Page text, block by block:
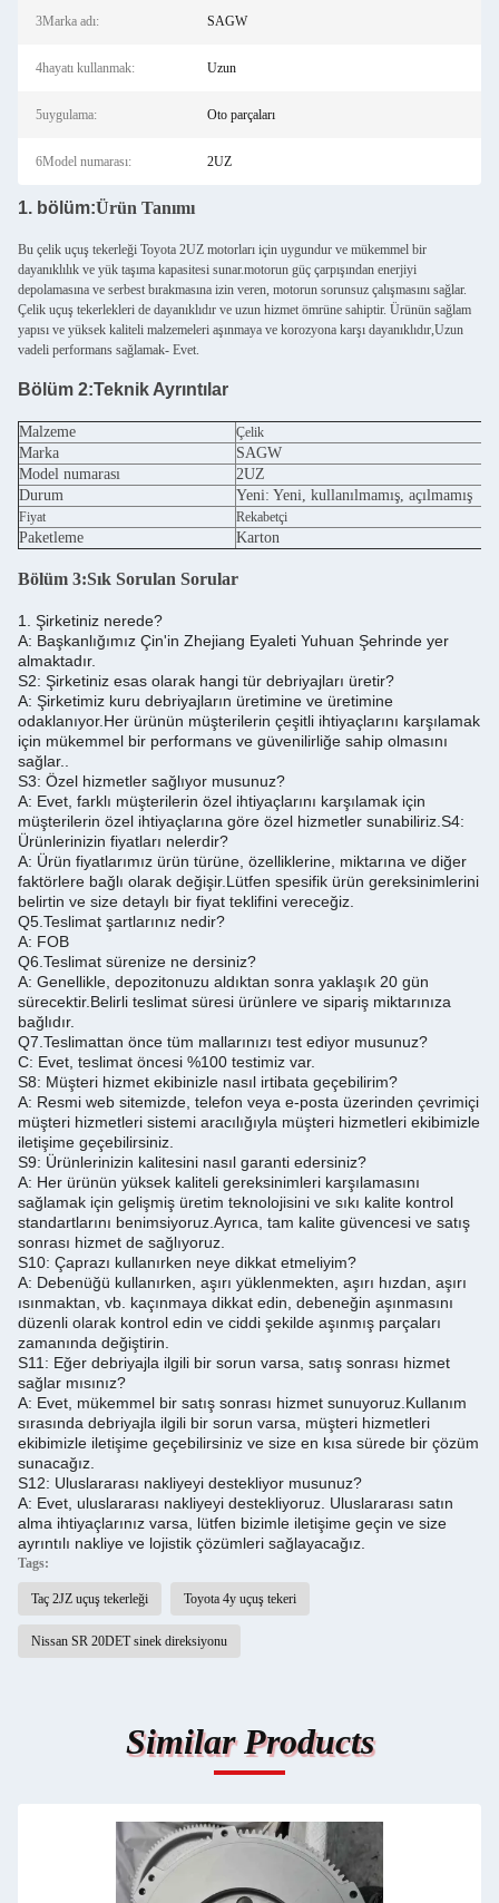
3Marka adı: SAGW
4hayatı kullanmak: Uzun
5uygulama: Oto parçaları
6Model numarası: 2UZ
1. bölüm:Ürün Tanımı
Bu çelik uçuş tekerleği Toyota 2UZ motorları için uygundur ve mükemmel bir
dayanıklılık ve yük taşıma kapasitesi sunar.motorun güç çarpışından enerjiyi
depolamasına ve serbest bırakmasına izin veren, motorun sorunsuz çalışmasını sağlar.
Çelik uçuş tekerlekleri de dayanıklıdır ve uzun hizmet ömrüne sahiptir. Ürünün sağlam
yapısı ve yüksek kaliteli malzemeleri aşınmaya ve korozyona karşı dayanıklıdır,Uzun
vadeli performans sağlamak- Evet.
Bölüm 2:Teknik Ayrıntılar
Malzeme Çelik
Marka
SAGW
Model numarası
2UZ
Durum
Yeni: Yeni, kullanılmamış, açılmamış
Fiyat Rekabetçi
Paketleme Karton
Bölüm 3:Sık Sorulan Sorular
1. Şirketiniz nerede?
A: Başkanlığımız Çin'in Zhejiang Eyaleti Yuhuan Şehrinde yer
almaktadır.
S2: Şirketiniz esas olarak hangi tür debriyajları üretir?
A: Şirketimiz kuru debriyajların üretimine ve üretimine
odaklanıyor.Her ürünün müşterilerin çeşitli ihtiyaçlarını karşılamak
için mükemmel bir performans ve güvenilirliğe sahip olmasını
sağlar..
S3: Özel hizmetler sağlıyor musunuz?
A: Evet, farklı müşterilerin özel ihtiyaçlarını karşılamak için
müşterilerin özel ihtiyaçlarına göre özel hizmetler sunabiliriz. S4:
Ürünlerinizin fiyatları nelerdir?
A: Ürün fiyatlarımız ürün türüne, özelliklerine, miktarına ve diğer
faktörlere bağlı olarak değişir. Lütfen spesifik ürün gereksinimlerini
belirtin ve size detaylı bir fiyat teklifini vereceğiz.
Q5. Teslimat şartlarınız nedir?
A: FOB
Q6. Teslimat sürenize ne dersiniz?
A: Genellikle, depozitonuzu aldıktan sonra yaklaşık 20 gün
sürecektir. Belirli teslimat süresi ürünlere ve sipariş miktarınıza
bağlıdır.
Q7. Teslimattan önce tüm mallarınızı test ediyor musunuz?
C: Evet, teslimat öncesi %100 testimiz var.
S8: Müşteri hizmet ekibinizle nasıl irtibata geçebilirim?
A: Resmi web sitemizde, telefon veya e-posta üzerinden çevrimiçi
müşteri hizmetleri sistemi aracılığıyla müşteri hizmetleri ekibimizle
iletişime geçebilirsiniz.
S9: Ürünlerinizin kalitesini nasıl garanti edersiniz?
A: Her ürünün yüksek kaliteli gereksinimleri karşılamasını
sağlamak için gelişmiş üretim teknolojisini ve sıkı kalite kontrol
standartlarını benimsiyoruz. Ayrıca, tam kalite güvencesi ve satış
sonrası hizmet de sağlıyoruz.
S10: Çaprazı kullanırken neye dikkat etmeliyim?
A: Debenüğü kullanırken, aşırı yüklenmekten, aşırı hızdan, aşırı
ısınmaktan, vb. kaçınmaya dikkat edin, debeneğin aşınmasını
düzenli olarak kontrol edin ve ciddi şekilde aşınmış parçaları
zamanında değiştirin.
S11: Eğer debriyajla ilgili bir sorun varsa, satış sonrası hizmet
sağlar mısınız?
A: Evet, mükemmel bir satış sonrası hizmet sunuyoruz. Kullanım
sırasında debriyajla ilgili bir sorun varsa, müşteri hizmetleri
ekibimizle iletişime geçebilirsiniz ve size en kısa sürede bir çözüm
sunacağız.
S12: Uluslararası nakliyeyi destekliyor musunuz?
A: Evet, uluslararası nakliyeyi destekliyoruz. Uluslararası satın
alma ihtiyaçlarınız varsa, lütfen bizimle iletişime geçin ve size
ayrıntılı nakliye ve lojistik çözümleri sağlayacağız.
Tags:
Taç 2JZ uçuş tekerleği Toyota 4y uçuş tekeri
Nissan SR 20DET sinek direksiyonu
Similar Products